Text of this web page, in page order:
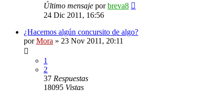
Último mensaje porbreva8
24 Dic 2011, 16:56
¿Hacemos algún concursito de algo?
porMora » 23 Nov 2011, 20:11
1
2
37 Respuestas
18095 Vistas